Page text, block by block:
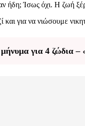
ήδη; Ίσως όχι. Η ζωή
και για να νιώσουμε
για 4 ζώδια –